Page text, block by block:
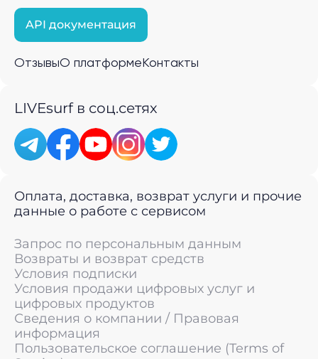
API документация
ОтзывыО платформе Контакты
LIVEsurf в соц.сетях
Оплата, доставка, возврат услуги и прочие
данные о работе с сервисом
Запрос по персональным данным
Возвраты и возврат средств
Условия подписки
Условия продажи цифровых услуг и
цифровых продуктов
Сведения о компании / Правовая
информация
Пользовательское соглашение (Terms of